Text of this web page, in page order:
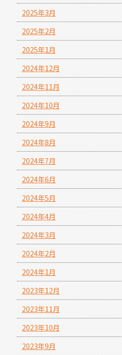
2025年3月
2025年2月
2025年1月
2024年12月
2024年11月
2024年10月
2024年9月
2024年8月
2024年7月
2024年6月
2024年5月
2024年4月
2024年3月
2024年2月
2024年1月
2023年12月
2023年11月
2023年10月
2023年9月